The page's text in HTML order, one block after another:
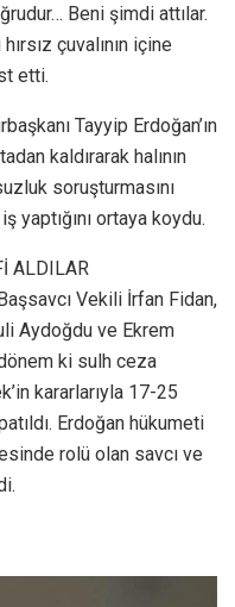
Beni şimdi attılar.
çuvalının içine
etti.
Tayyip Erdoğan’ın
kaldırarak halının
soruşturmasını
yaptığını ortaya koydu.
ALDILAR
Vekili İrfan Fidan,
Aydoğdu ve Ekrem
dönem ki sulh ceza
kararlarıyla 17-25
Erdoğan hükumeti
rolü olan savcı ve